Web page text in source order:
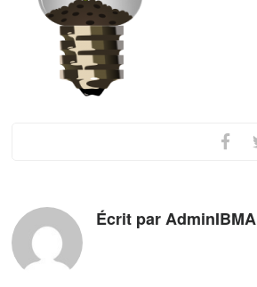
Écrit par AdminIBMA